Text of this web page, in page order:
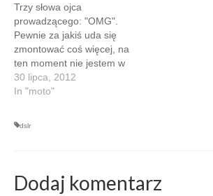
Trzy słowa ojca
prowadzącego: "OMG".
Pewnie za jakiś uda się
zmontować coś więcej, na
ten moment nie jestem w
stanie się powstrzymać
przed zamieszczeniem
paszczurowego widło.
bolą mnie nieco plecy z
jednej strony, od
30 lipca, 2012
In "moto"
dslr
Dodaj komentarz